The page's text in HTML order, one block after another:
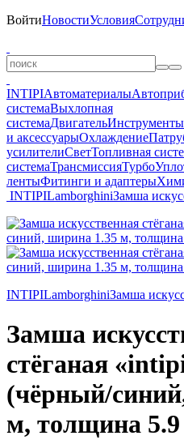
ВойтиНовостиУсловия
INTIPIАвтоматериалы
системаВыхлопная
системаДвигательИнструменты
и аксессуарыОхлаждение
усилителиСветТопливная
системаТрансмиссияТурбо
лентыФитинги и адаптеры
INTIPILamborghiniЗамша
INTIPILamborghiniЗамша
Замша
стёганая
(чёрный/
м, толщина